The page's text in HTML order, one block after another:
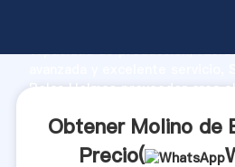
capacidad de producción,
Bolas Holmes proveedor crea
Obtener Molino de
Precio(